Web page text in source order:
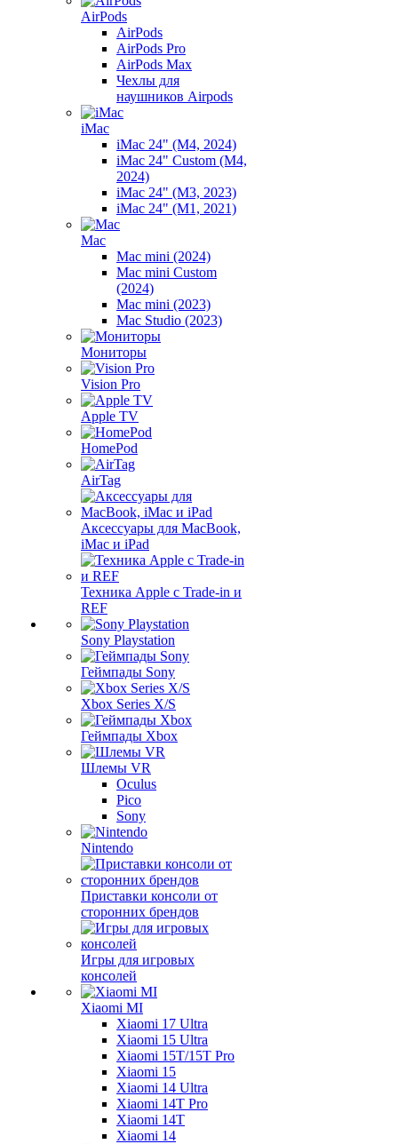
AirPods
AirPods
AirPods Pro
AirPods Max
Чехлы для
наушников Airpods
iMac
iMac 24" (M4, 2024)
iMac 24" Custom (M4,
2024)
iMac 24" (M3, 2023)
iMac 24" (M1, 2021)
Mac
Mac mini (2024)
Mac mini Custom
(2024)
Mac mini (2023)
Mac Studio (2023)
Мониторы
Vision Pro
Apple TV
HomePod
AirTag
Аксессуары для MacBook,
iMac и iPad
Техника Apple с Trade-in и
REF
Sony Playstation
Геймпады Sony
Xbox Series X/S
Геймпады Xbox
Шлемы VR
Oculus
Pico
Sony
Nintendo
Приставки консоли от
сторонних брендов
Игры для игровых
консолей
Xiaomi MI
Xiaomi 17 Ultra
Xiaomi 15 Ultra
Xiaomi 15T/15T Pro
Xiaomi 15
Xiaomi 14 Ultra
Xiaomi 14T Pro
Xiaomi 14T
Xiaomi 14